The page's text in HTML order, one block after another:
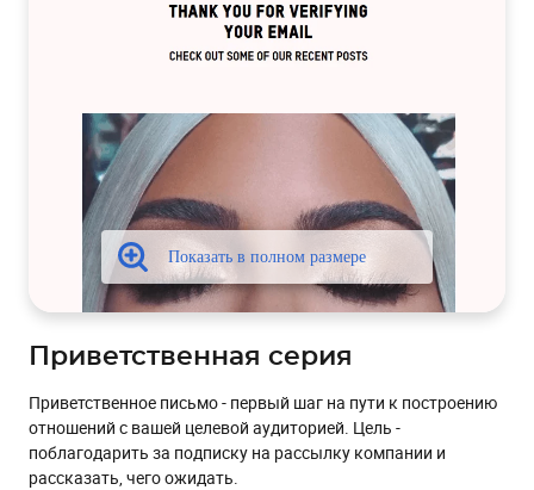
Приветственная серия
Приветственное письмо - первый шаг на пути к построению
отношений с вашей целевой аудиторией. Цель -
поблагодарить за подписку на рассылку компании и
рассказать, чего ожидать.